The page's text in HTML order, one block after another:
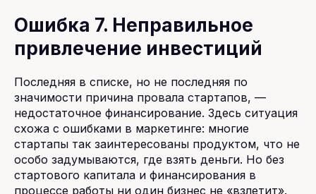
Ошибка 7. Неправильное
привлечение инвестиций
Последняя в списке, но не последняя по
значимости причина провала стартапов, —
недостаточное финансирование. Здесь ситуация
схожа с ошибками в маркетинге: многие
стартапы так заинтересованы продуктом, что не
особо задумываются, где взять деньги. Но без
стартового капитала и финансирования в
процессе работы ни один бизнес не «взлетит».